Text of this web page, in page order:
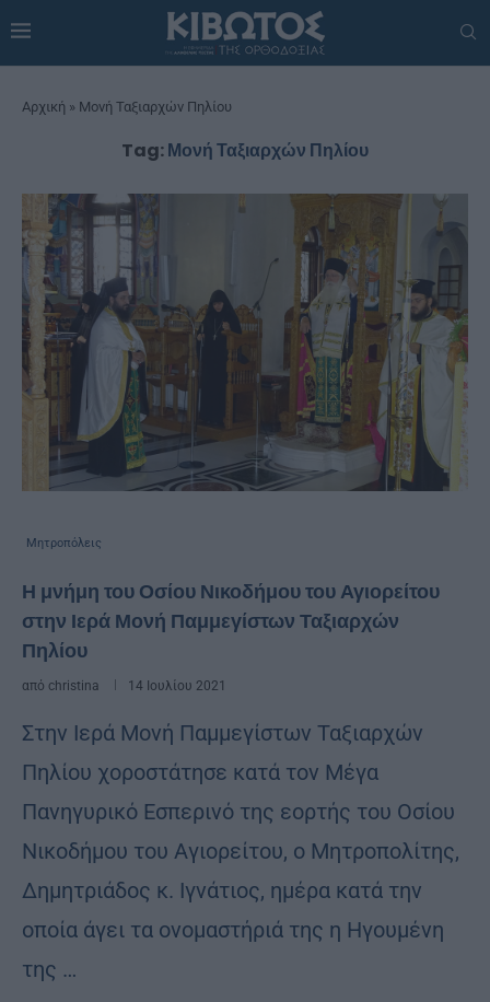
Αρχική » Μονή Ταξιαρχών Πηλίου
Tag:Μονή Ταξιαρχών Πηλίου
Μητροπόλεις
Η μνήμη του Οσίου Νικοδήμου του Αγιορείτου
στην Ιερά Μονή Παμμεγίστων Ταξιαρχών
Πηλίου
από christina 14 Ιουλίου 2021
Στην Ιερά Μονή Παμμεγίστων Ταξιαρχών
Πηλίου χοροστάτησε κατά τον Μέγα
Πανηγυρικό Εσπερινό της εορτής του Οσίου
Νικοδήμου του Αγιορείτου, ο Μητροπολίτης,
Δημητριάδος κ. Ιγνάτιος, ημέρα κατά την
οποία άγει τα ονομαστήριά της η Ηγουμένη
της …